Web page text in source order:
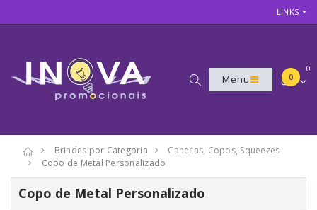
LINKS
Menu
0
0
Brindes por Categoria
Canecas, Copos, Squeezes
Copo de Metal Personalizado
Copo de Metal Personalizado